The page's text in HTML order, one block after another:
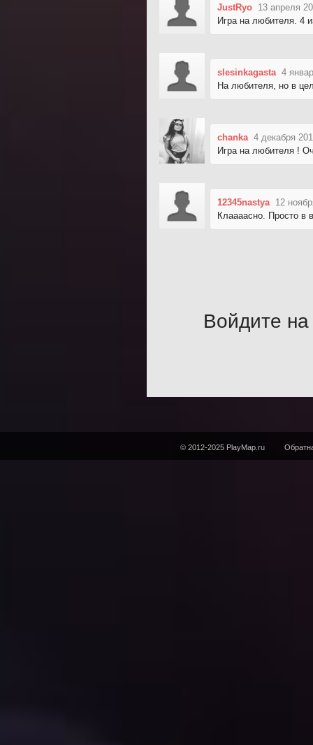
JustRyo 13 апреля
Игра на любителя. 4
slesinkagasta 4
На любителя, но в
chanka 4 декабря
Игра на любителя !
12345nastya 12
Клаааасно. Просто в
Войдите на
© 2012-2025 PlayMap.ru